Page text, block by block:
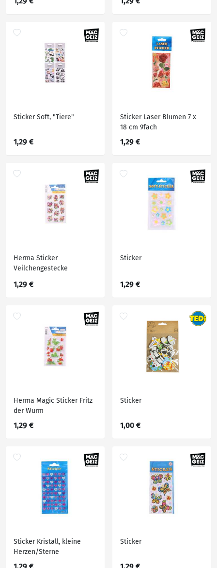
Sticker Soft, "Tiere"
1,29 €
Sticker Laser Blumen 7 x
18 cm 9fach
1,29 €
Herma Sticker
Veilchengestecke
1,29 €
Sticker
1,29 €
Herma Magic Sticker Fritz
der Wurm
1,29 €
Sticker
1,00 €
Sticker Kristall, kleine
Herzen/Sterne
Sticker